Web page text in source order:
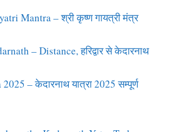
Mantra – श्री कृष्ण गायत्री मंत्र
– Distance, हरिद्वार से केदारनाथ
– केदारनाथ यात्रा 2025 सम्पूर्ण